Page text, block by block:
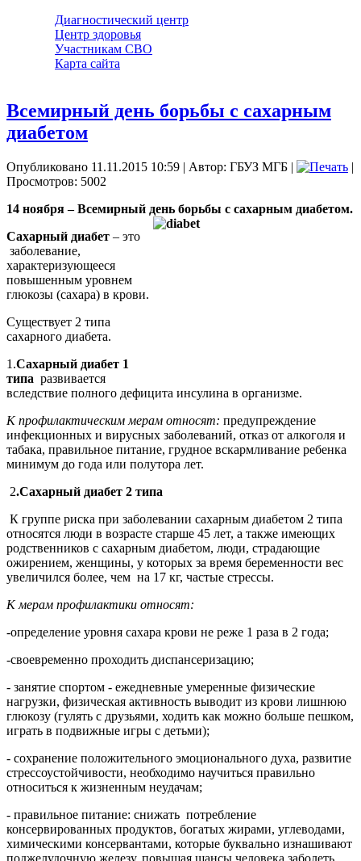
Диагностический центр
Центр здоровья
Участникам СВО
Карта сайта
Всемирный день борьбы с сахарным
диабетом
Опубликовано 11.11.2015 10:59 | Автор: ГБУЗ МГБ |
|
Просмотров: 5002
14 ноября – Всемирный день борьбы с сахарным диабетом.
Сахарный диабет – это
заболевание,
характеризующееся
повышенным уровнем
глюкозы (сахара) в крови.
Существует 2 типа
сахарного диабета.
1.Сахарный диабет 1
типа развивается
вследствие полного дефицита инсулина в организме.
К профилактическим мерам относят: предупреждение
инфекционных и вирусных заболеваний, отказ от алкоголя и
табака, правильное питание, грудное вскармливание ребенка
минимум до года или полутора лет.
2.Сахарный диабет 2 типа
К группе риска при заболевании сахарным диабетом 2 типа
относятся люди в возрасте старше 45 лет, а также имеющих
родственников с сахарным диабетом, люди, страдающие
ожирением, женщины, у которых за время беременности вес
увеличился более, чем на 17 кг, частые стрессы.
К мерам профилактики относят:
-определение уровня сахара крови не реже 1 раза в 2 года;
-своевременно проходить диспансеризацию;
- занятие спортом - ежедневные умеренные физические
нагрузки, физическая активность выводит из крови лишнюю
глюкозу (гулять с друзьями, ходить как можно больше пешком,
играть в подвижные игры с детьми);
- сохранение положительного эмоционального духа, развитие
стрессоустойчивости, необходимо научиться правильно
относиться к жизненным неудачам;
- правильное питание: снижать потребление
консервированных продуктов, богатых жирами, углеводами,
химическими консервантами, которые буквально изнашивают
поджелудочную железу, повышая шансы человека заболеть